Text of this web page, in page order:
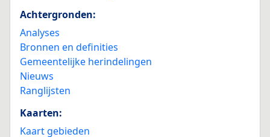
Achtergronden:
Analyses
Bronnen en definities
Gemeentelijke herindelingen
Nieuws
Ranglijsten
Kaarten:
Kaart gebieden